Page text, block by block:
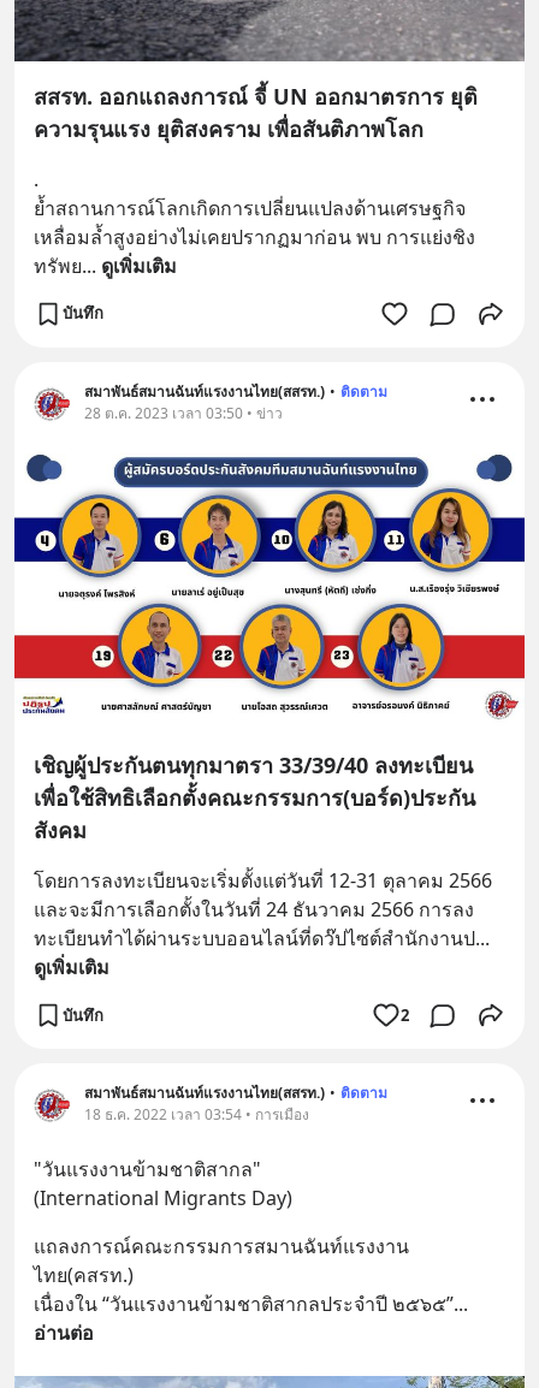
สสรท. ออกแถลงการณ์ จี้ UN ออกมาตรการ ยุติ
ความรุนแรง ยุติสงคราม เพื่อสันติภาพโลก
.
ย้ำสถานการณ์โลกเกิดการเปลี่ยนแปลงด้านเศรษฐกิจ
เหลื่อมล้ำสูงอย่างไม่เคยปรากฏมาก่อน พบ การแย่งชิง
ทรัพย... ดูเพิ่มเติม
บันทึก
สมาพันธ์สมานฉันท์แรงงานไทย(สสรท.) • ติดตาม
28 ต.ค. 2023 เวลา 03:50 • ข่าว
เชิญผู้ประกันตนทุกมาตรา 33/39/40 ลงทะเบียน
เพื่อใช้สิทธิเลือกตั้งคณะกรรมการ(บอร์ด)ประกัน
สังคม
โดยการลงทะเบียนจะเริ่มตั้งแต่วันที่ 12-31 ตุลาคม 2566
และจะมีการเลือกตั้งในวันที่ 24 ธันวาคม 2566 การลง
ทะเบียนทำได้ผ่านระบบออนไลน์ที่ดว๊ปไซต์สำนักงานป...
ดูเพิ่มเติม
บันทึก 2
สมาพันธ์สมานฉันท์แรงงานไทย(สสรท.) • ติดตาม
18 ธ.ค. 2022 เวลา 03:54 • การเมือง
"วันแรงงานข้ามชาติสากล"
(International Migrants Day)
แถลงการณ์คณะกรรมการสมานฉันท์แรงงาน
ไทย(คสรท.)
เนื่องใน “วันแรงงานข้ามชาติสากลประจำปี ๒๕๖๕”
อ่านต่อ